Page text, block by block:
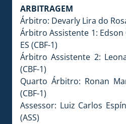
ARBITRAGEM
Árbitro: Devarly Lira do
Árbitro Assistente 1:
ES (CBF-1)
Árbitro Assistente 2:
(CBF-1)
Quarto Árbitro: Ronan
(CBF-1)
Assessor: Luiz Carlos
(ASS)